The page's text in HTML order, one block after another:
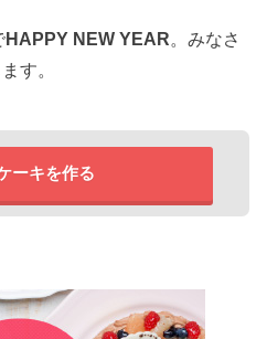
HAPPY NEW YEAR。みなさ
す。
ーキを作る